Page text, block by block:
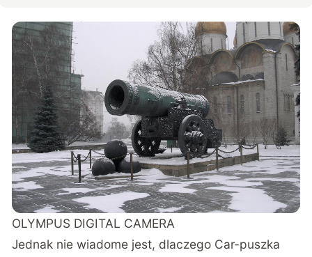
OLYMPUS DIGITAL CAMERA
Jednak nie wiadome jest, dlaczego Car-puszka